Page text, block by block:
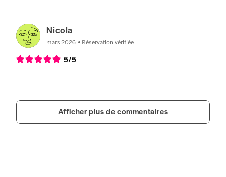
Nicola
mars 2026 Réservation vérifiée
5/5
Afficher plus de commentaires